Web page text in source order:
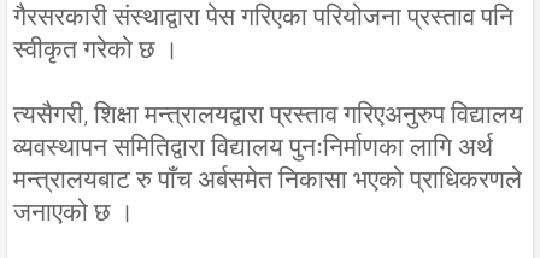
गैरसरकारी संस्थाद्वारा पेस गरिएका परियोजना प्रस्ताव पनि
स्वीकृत गरेको छ ।
त्यसैगरी, शिक्षा मन्त्रालयद्वारा प्रस्ताव गरिएअनुरुप विद्यालय
व्यवस्थापन समितिद्वारा विद्यालय पुनःनिर्माणका लागि अर्थ
मन्त्रालयबाट रु पाँच अर्बसमेत निकासा भएको प्राधिकरणले
जनाएको छ ।